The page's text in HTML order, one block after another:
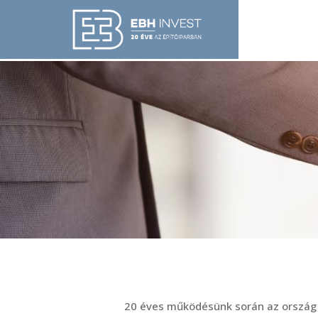
20 éves működésünk során az